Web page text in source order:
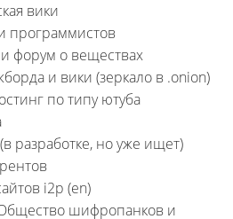
вики
программистов
форум о веществах
и вики (зеркало в .onion)
по типу ютуба
разработке, но уже ищет)
i2p (en)
шифропанков и